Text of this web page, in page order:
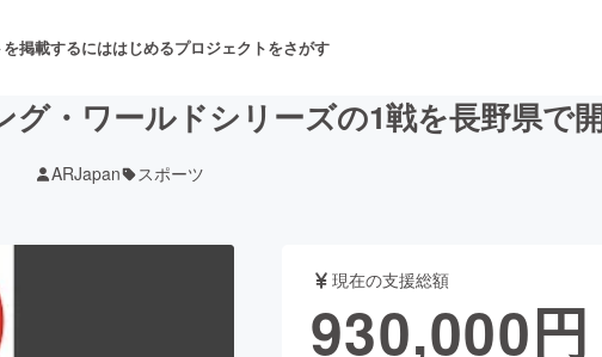
掲載するにははじめるプロジェクトをさがす
舞台・パフォーマンス
・ワールドシリーズの1戦を長野県で
ARJapan スポーツ
現在の支援総額
930,000円